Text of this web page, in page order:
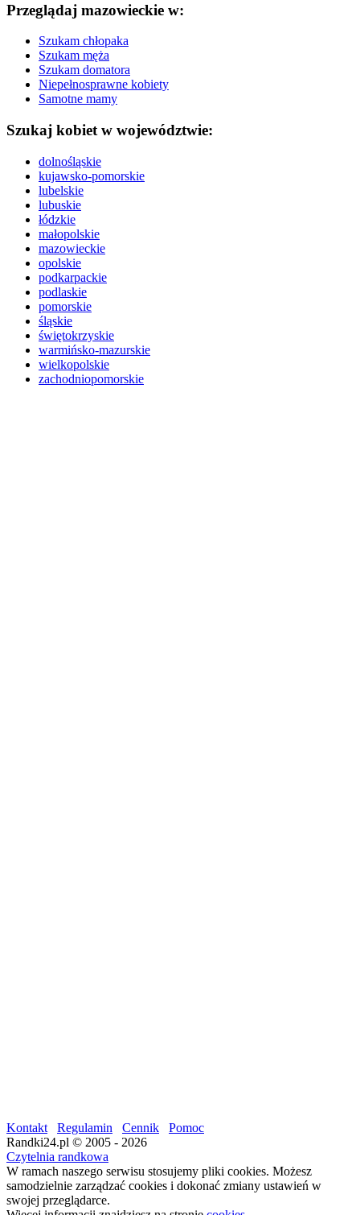
Przeglądaj mazowieckie w:
Szukam chłopaka
Szukam męża
Szukam domatora
Niepełnosprawne kobiety
Samotne mamy
Szukaj kobiet w województwie:
dolnośląskie
kujawsko-pomorskie
lubelskie
lubuskie
łódzkie
małopolskie
mazowieckie
opolskie
podkarpackie
podlaskie
pomorskie
śląskie
świętokrzyskie
warmińsko-mazurskie
wielkopolskie
zachodniopomorskie
Kontakt Regulamin Cennik
Pomoc
Randki24.pl © 2005 - 2026
Czytelnia randkowa
W ramach naszego serwisu stosujemy pliki cookies. Możesz
samodzielnie zarządzać cookies i dokonać zmiany ustawień w
swojej przeglądarce.